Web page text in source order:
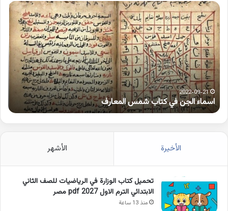
اسماء
الجن
في
كتاب
شمس
المعارف
2022-09-21
اسماء الجن في كتاب شمس المعارف
الأخيرة الأشهر
تحميل كتاب الوزارة في الرياضيات للصف الثاني
الابتدائي الترم الاول 2027 pdf مصر
منذ 13 ساعة